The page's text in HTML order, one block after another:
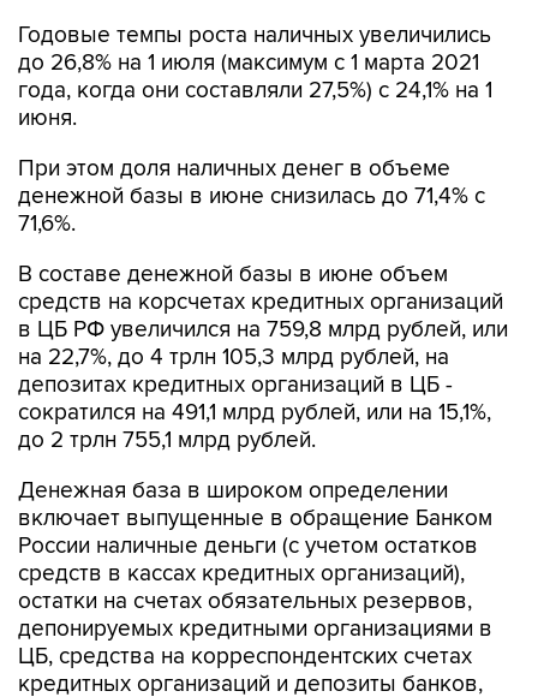
Годовые темпы роста наличных увеличились
до 26,8% на 1 июля (максимум с 1 марта 2021
года, когда они составляли 27,5%) с 24,1% на 1
июня.
При этом доля наличных денег в объеме
денежной базы в июне снизилась до 71,4% c
71,6%.
В составе денежной базы в июне объем
средств на корсчетах кредитных организаций
в ЦБ РФ увеличился на 759,8 млрд рублей, или
на 22,7%, до 4 трлн 105,3 млрд рублей, на
депозитах кредитных организаций в ЦБ -
сократился на 491,1 млрд рублей, или на 15,1%,
до 2 трлн 755,1 млрд рублей.
Денежная база в широком определении
включает выпущенные в обращение Банком
России наличные деньги (с учетом остатков
средств в кассах кредитных организаций),
остатки на счетах обязательных резервов,
депонируемых кредитными организациями в
ЦБ, средства на корреспондентских счетах
кредитных организаций и депозиты банков,